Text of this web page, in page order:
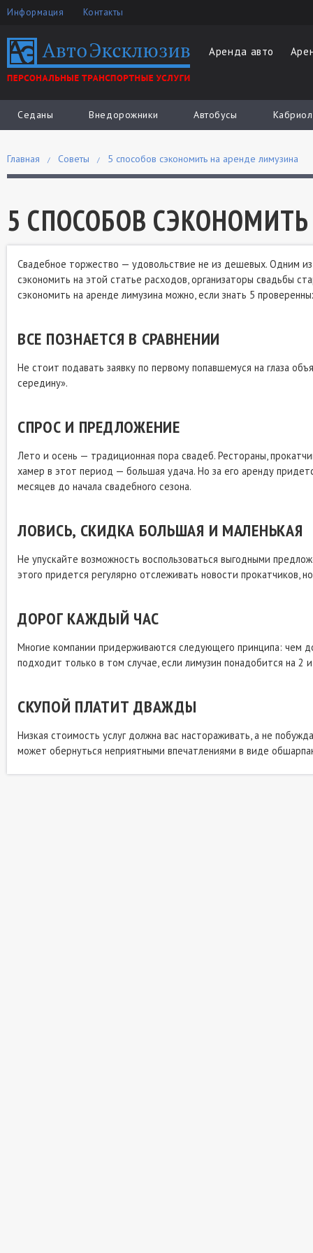
Информация Контакты
Аренда авто
Седаны Внедорожники Автобусы
Главная Советы 5 способов сэкономить на аренде лимузина
5 СПОСОБОВ
Свадебное торжество — удовольствие не из дешевых. Одним
сэкономить на этой статье расходов, организаторы свадьбы
сэкономить на аренде лимузина можно, если знать 5
ВСЕ ПОЗНАЕТСЯ В СРАВНЕНИИ
Не стоит подавать заявку по первому попавшемуся на глаза
середину».
СПРОС И ПРЕДЛОЖЕНИЕ
Лето и осень — традиционная пора свадеб. Рестораны,
хамер в этот период — большая удача. Но за его аренду
месяцев до начала свадебного сезона.
ЛОВИСЬ, СКИДКА БОЛЬШАЯ И МАЛЕНЬКАЯ
Не упускайте возможность воспользоваться выгодными
этого придется регулярно отслеживать новости прокатчиков,
ДОРОГ КАЖДЫЙ ЧАС
Многие компании придерживаются следующего принципа: чем
подходит только в том случае, если лимузин понадобится на 2
СКУПОЙ ПЛАТИТ ДВАЖДЫ
Низкая стоимость услуг должна вас настораживать, а не
может обернуться неприятными впечатлениями в виде